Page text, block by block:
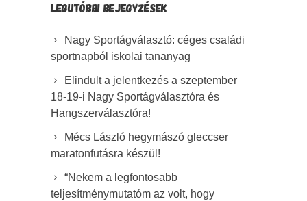
LEGUTÓBBI BEJEGYZÉSEK
Nagy Sportágválasztó: céges családi
sportnapból iskolai tananyag
Elindult a jelentkezés a szeptember
18-19-i Nagy Sportágválasztóra és
Hangszerválasztóra!
Mécs László hegymászó gleccser
maratonfutásra készül!
“Nekem a legfontosabb
teljesítménymutatóm az volt, hogy